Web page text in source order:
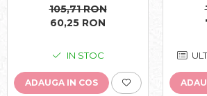
105,71 RON
60,25 RON
IN STOC
ADAUGA IN COS